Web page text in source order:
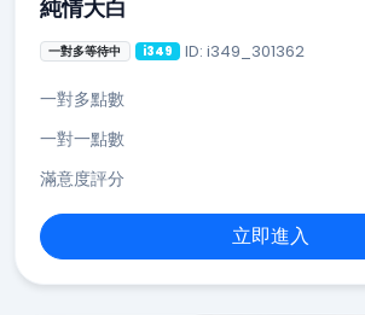
純情大白
一對多等待中 i349 ID: i349_301362
一對多點數
一對一點數
滿意度評分
立即進入